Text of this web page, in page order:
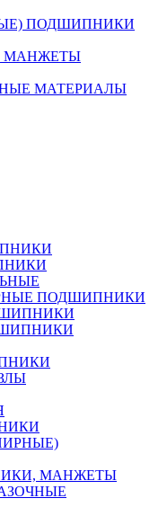
ПОДШИПНИКИ
МАНЖЕТЫ
МАТЕРИАЛЫ
ПОДШИПНИКИ
МАНЖЕТЫ